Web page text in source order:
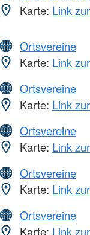
Karte: Link
Ortsvereine
Karte: Link
Ortsvereine
Karte: Link
Ortsvereine
Karte: Link
Ortsvereine
Karte: Link
Ortsvereine
Karte: Link